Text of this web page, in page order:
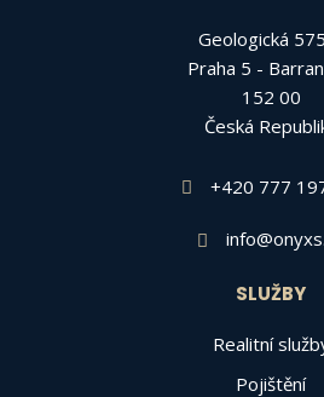
Geologická
Praha 5 -
152 00
Česká
+420 777
SLUŽBY
Realitní
Pojištění